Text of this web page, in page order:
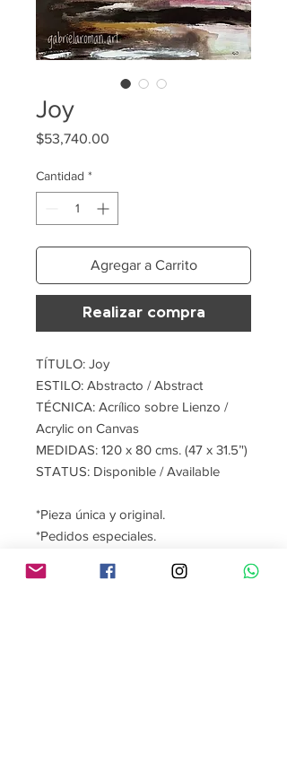
Joy
$53,740.00
Cantidad *
Agregar a Carrito
Realizar compra
TÍTULO: Joy
ESTILO: Abstracto / Abstract
TÉCNICA: Acrílico sobre Lienzo /
Acrylic on Canvas
MEDIDAS: 120 x 80 cms. (47 x 31.5’')
STATUS: Disponible / Available
*Pieza única y original.
*Pedidos especiales.